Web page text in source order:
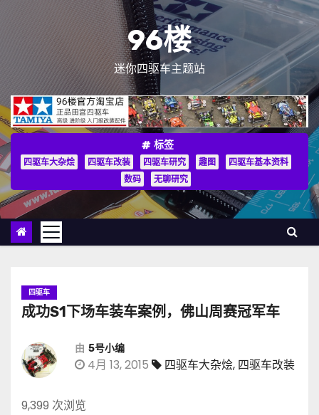
96楼
迷你四驱车主题站
标签
四驱车大杂烩 四驱车改装 四驱车研究 趣图
四驱车基本资料
数码
无聊研究
四驱车
成功S1下场车装车案例，佛山周赛冠军车
由 5号小编
4月 13, 2015 四驱车大杂烩, 四驱车改装
9,399 次浏览